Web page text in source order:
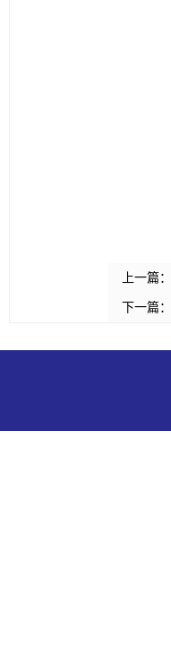
上一篇：
下一篇：